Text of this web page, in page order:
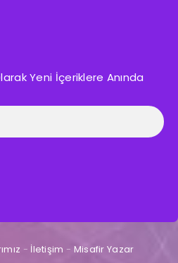
Yeni İçeriklere Anında
- İletişim - Misafir Yazar